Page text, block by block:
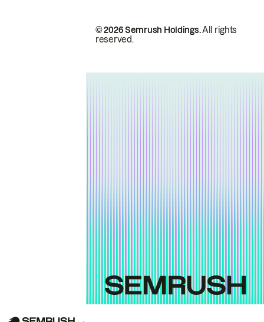
© 2026 Semrush Holdings.All rights
reserved.